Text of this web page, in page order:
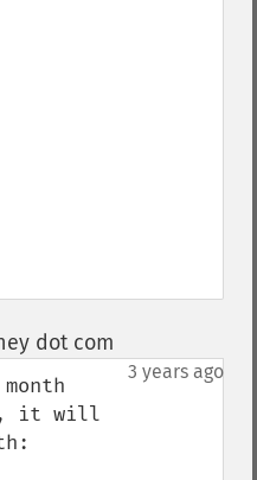
dot com
3 years ago
it will